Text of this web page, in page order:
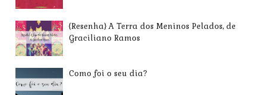
{Resenha} A Terra dos Meninos Pelados, de
Graciliano Ramos
Como foi o seu dia?